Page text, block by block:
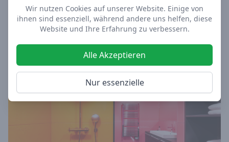
Wir nutzen Cookies auf unserer Website. Einige von
ihnen sind essenziell, während andere uns helfen, diese
Website und Ihre Erfahrung zu verbessern.
Alle Akzeptieren
Nur essenzielle